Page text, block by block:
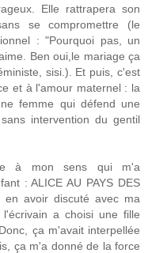
Elle rattrapera son
se compromettre (le
: "Pourquoi pas, un
Ben oui,le mariage ça
sisi.). Et puis, c'est
et à l'amour maternel : la
femme qui défend une
intervention du gentil
à mon sens qui m'a
: ALICE AU PAYS DES
en avoir discuté avec ma
a choisi une fille
ça m'avait interpellée
ça m'a donné de la force